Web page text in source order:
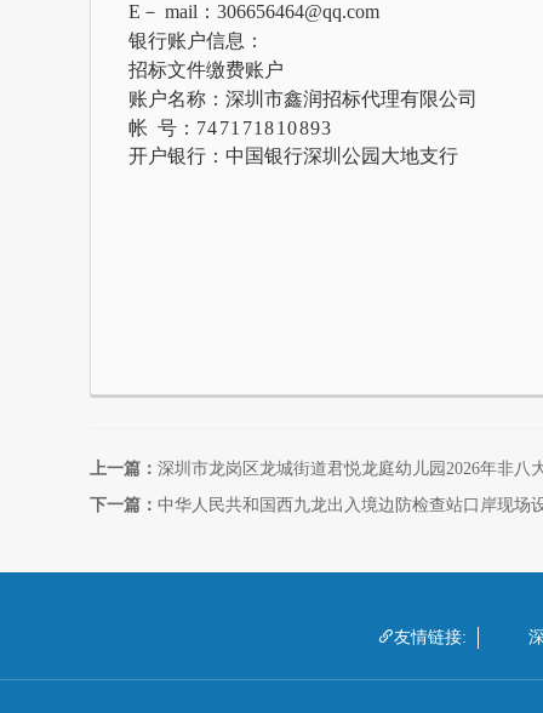
E－ mail：306656464@qq.com
银行账户信息：
招标文件缴费账户
账户名称：深圳市鑫润招标代理有限公司
帐 号： 747171810893
开户银行：中国银行深圳公园大地支行
上一篇： 深圳市龙岗区龙城街道君悦龙庭幼儿园2026年非八
下一篇： 中华人民共和国西九龙出入境边防检查站口岸现场
友情链接: